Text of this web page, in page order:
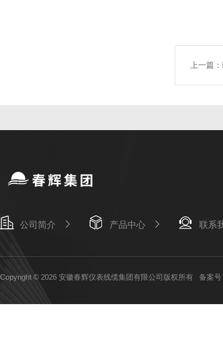
上一篇：
公司简介 产品中心 联系
Copyright © 2026 安徽春辉仪表线缆集团有限公司版权所有 备案号